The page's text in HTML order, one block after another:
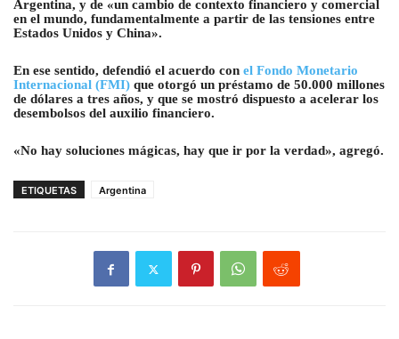
Argentina, y de «un cambio de contexto financiero y comercial
en el mundo, fundamentalmente a partir de las tensiones entre
Estados Unidos y China».
En ese sentido, defendió el acuerdo con el Fondo Monetario
Internacional (FMI) que otorgó un préstamo de 50.000 millones
de dólares a tres años, y que se mostró dispuesto a acelerar los
desembolsos del auxilio financiero.
«No hay soluciones mágicas, hay que ir por la verdad», agregó.
ETIQUETAS Argentina